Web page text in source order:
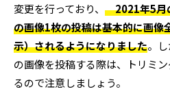
変更を行っており、 2021年5月
の画像1枚の投稿は基本的に画像
示）されるようになりました。
の画像を投稿する際は、トリミ
るので注意しましょう。